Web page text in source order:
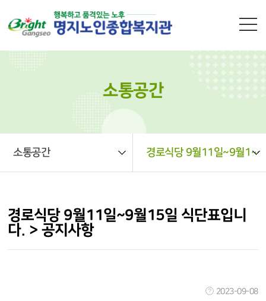
소통공간
소통공간 경로식당 9월11일~9월15일 식단표입니다. > 공지사항
경로식당 9월11일~9월15일 식단표입니
다. > 공지사항
2023-09-08